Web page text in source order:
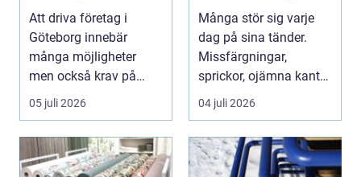
skapar kontroll
Att driva företag i
Göteborg innebär
många möjligheter
men också krav på
ordning i ekonomin.
05 juli 2026
vackert leende
Många stör sig varje
dag på sina tänder.
Missfärgningar,
sprickor, ojämna kanter
eller en sned tandr...
04 juli 2026